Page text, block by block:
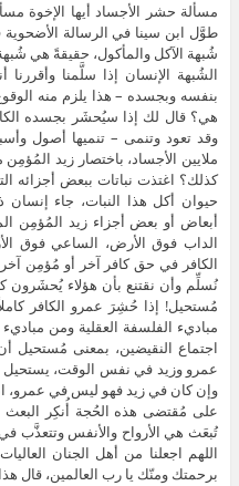
مسألة حشر الأجساد أيها الإخوة
طوَّل ابن سينا في الرسالة
شُبهة الآكل والمأكول، حقيقةً هي
الشُبهة الإنسان إذا سلَّمنا
بنفسه وبجسده – هذا يلزم منه
هي؟ قال لك إذا سيُحشَر بجسده
وقد تعود وتنمى – تنميها أصول
ملايين الأجساد، باختصار زيد
كذلك؟ اغتذت نباتات ببعض أجزائه
حيوان أكل هذا النبات، جاء
أبعاض أو بعض أجزاء زيد المُؤمِن
الداب فوق الأرض، الساعي فوق
الكافر في حق كافر آخر أو مُؤمِن آخر
نُسلِّم وأن نقتنع بأن هؤلاء يُحشَرون
مُستحيل! إذا حُشِرَ عمرو الكافر
مباديء الفلسفة العقلية ومن
اجتماع النقيضين، بمعنى مُستحيل
عمرو وزيد في نفس الوقت،
وإن كان في زيد فهو ليس في عمرو،
على مُقتضى هذه الحُجة أُنكِر البعث
تُبعَث هي الأرواح والأنفس وتتعذَّب
اللهم اجعلنا من أهل الجنان
برحمتك ومنّك يا رب العالمين، قال